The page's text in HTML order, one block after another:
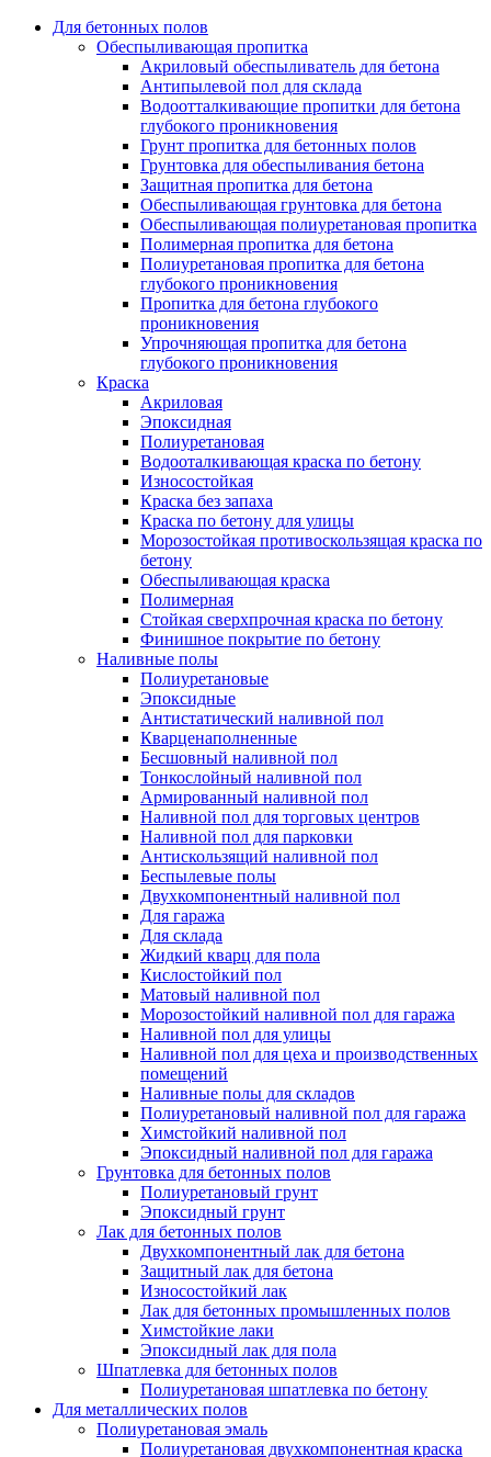
Для бетонных полов
Обеспыливающая пропитка
Акриловый обеспыливатель для бетона
Антипылевой пол для склада
Водоотталкивающие пропитки для бетона
глубокого проникновения
Грунт пропитка для бетонных полов
Грунтовка для обеспыливания бетона
Защитная пропитка для бетона
Обеспыливающая грунтовка для бетона
Обеспыливающая полиуретановая пропитка
Полимерная пропитка для бетона
Полиуретановая пропитка для бетона
глубокого проникновения
Пропитка для бетона глубокого
проникновения
Упрочняющая пропитка для бетона
глубокого проникновения
Краска
Акриловая
Эпоксидная
Полиуретановая
Водооталкивающая краска по бетону
Износостойкая
Краска без запаха
Краска по бетону для улицы
Морозостойкая противоскользящая краска по
бетону
Обеспыливающая краска
Полимерная
Стойкая сверхпрочная краска по бетону
Финишное покрытие по бетону
Наливные полы
Полиуретановые
Эпоксидные
Антистатический наливной пол
Кварценаполненные
Бесшовный наливной пол
Тонкослойный наливной пол
Армированный наливной пол
Наливной пол для торговых центров
Наливной пол для парковки
Антискользящий наливной пол
Беспылевые полы
Двухкомпонентный наливной пол
Для гаража
Для склада
Жидкий кварц для пола
Кислостойкий пол
Матовый наливной пол
Морозостойкий наливной пол для гаража
Наливной пол для улицы
Наливной пол для цеха и производственных
помещений
Наливные полы для складов
Полиуретановый наливной пол для гаража
Химстойкий наливной пол
Эпоксидный наливной пол для гаража
Грунтовка для бетонных полов
Полиуретановый грунт
Эпоксидный грунт
Лак для бетонных полов
Двухкомпонентный лак для бетона
Защитный лак для бетона
Износостойкий лак
Лак для бетонных промышленных полов
Химстойкие лаки
Эпоксидный лак для пола
Шпатлевка для бетонных полов
Полиуретановая шпатлевка по бетону
Для металлических полов
Полиуретановая эмаль
Полиуретановая двухкомпонентная краска